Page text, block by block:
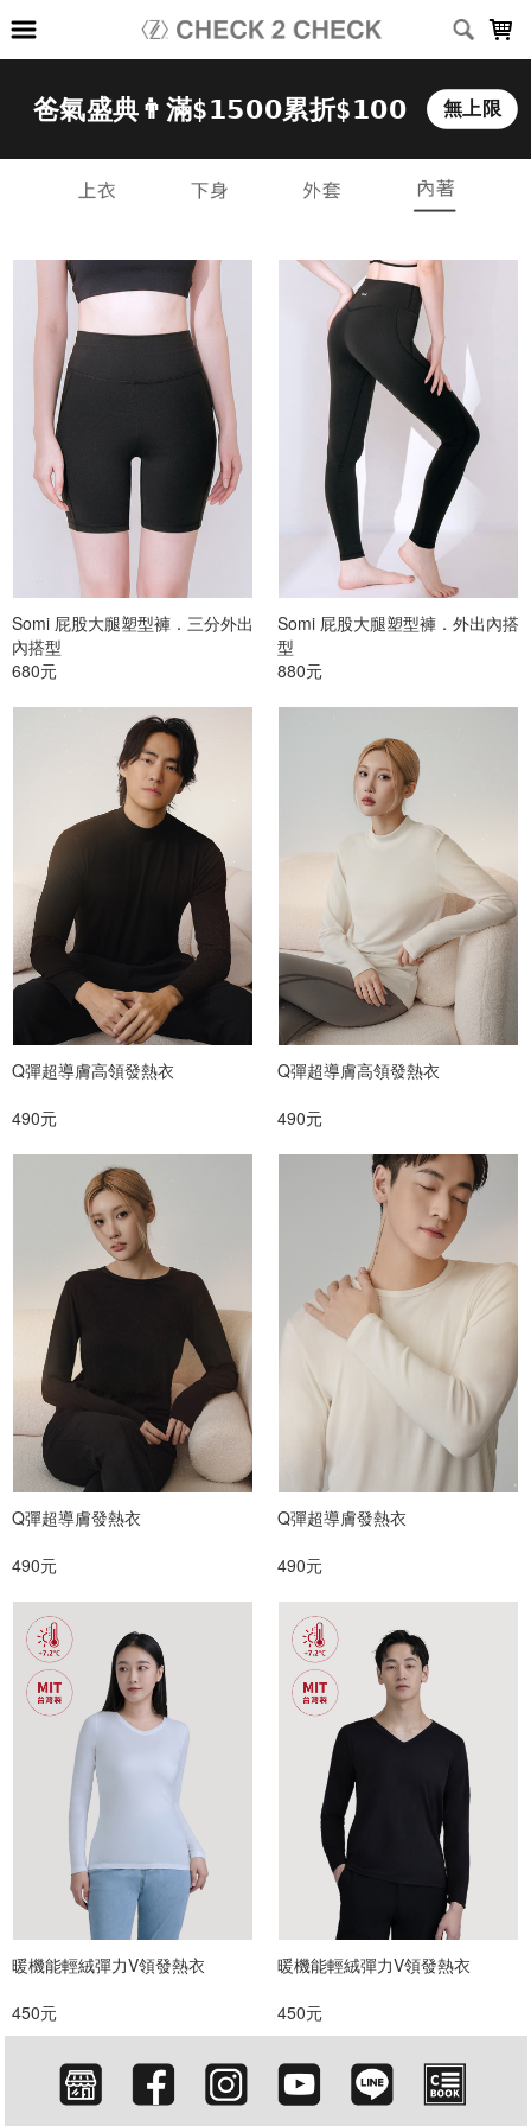
上架時間 銷售件數 銷售價格
全部樣式 白 黑 深藍
深灰
軍綠
全部尺寸 M M(女)
M(男)
L
L(男) XL
2XL(女)
2XL(男)
Somi 屁股大腿塑型褲．三分外出
內搭型
680元
Somi 屁股大腿塑型褲．外出內搭
型
880元
Q彈超導膚高領發熱衣
490元
Q彈超導膚高領發熱衣
490元
Q彈超導膚發熱衣
490元
Q彈超導膚發熱衣
490元
暖機能輕絨彈力V領發熱衣
450元
暖機能輕絨彈力V領發熱衣
450元